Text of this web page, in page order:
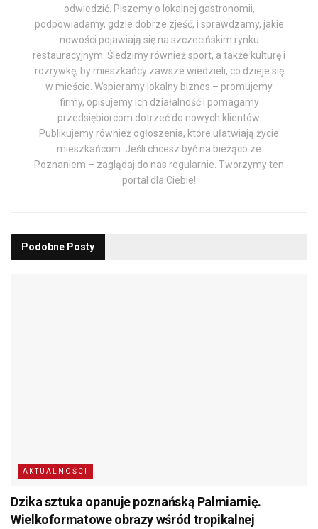
odwiedzić. Piszemy o lokalnej gastronomii,
podpowiadamy, gdzie dobrze zjeść, i sprawdzamy, jakie
nowości pojawiają się na szczecińskim rynku
restauracyjnym. Śledzimy również sport, a także kulturę i
rozrywkę, by mieszkańcy zawsze wiedzieli, co dzieje się
w mieście. Wspieramy lokalny biznes – promujemy
firmy, opisujemy ich działalność i pomagamy
przedsiębiorcom dotrzeć do nowych klientów.
Publikujemy również ogłoszenia, które ułatwiają życie
mieszkańcom. Jeśli chcesz być na bieżąco ze
Poznaniem – zaglądaj do nas regularnie. Tworzymy ten
portal dla Ciebie!
Podobne Posty
AKTUALNOŚCI
Dzika sztuka opanuje poznańską Palmiarnię.
Wielkoformatowe obrazy wśród tropikalnej